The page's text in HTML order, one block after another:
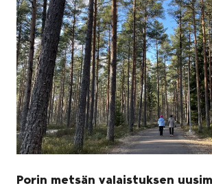
Porin metsän valaistuksen